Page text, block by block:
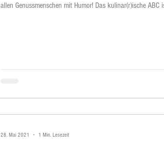
28. Mai 2021 1 Min. Lesezeit